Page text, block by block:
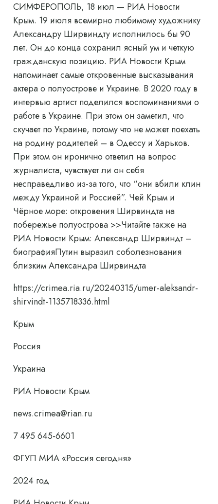
СИМФЕРОПОЛЬ, 18 июл — РИА Новости
Крым. 19 июля всемирно любимому художнику
Александру Ширвиндту исполнилось бы 90
лет. Он до конца сохранил ясный ум и четкую
гражданскую позицию. РИА Новости Крым
напоминает самые откровенные высказывания
актера о полуострове и Украине. В 2020 году в
интервью артист поделился воспоминаниями о
работе в Украине. При этом он заметил, что
скучает по Украине, потому что не может поехать
на родину родителей – в Одессу и Харьков.
При этом он иронично ответил на вопрос
журналиста, чувствует ли он себя
несправедливо из-за того, что “они вбили клин
между Украиной и Россией”. Чей Крым и
Чёрное море: откровения Ширвиндта на
побережье полуострова >>Читайте также на
РИА Новости Крым: Александр Ширвиндт –
биографияПутин выразил соболезнования
близким Александра Ширвиндта
https://crimea.ria.ru/20240315/umer-aleksandr-
shirvindt-1135718336.html
Крым
Россия
Украина
РИА Новости Крым
news.crimea@rian.ru
7 495 645-6601
ФГУП МИА «Россия сегодня»
2024 год